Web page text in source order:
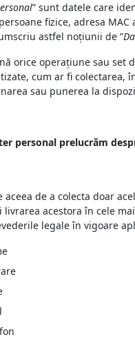
” sunt datele care
fizice, adresa
astfel noțiunii de ”
orice operațiune sau set
cum ar fi colectarea,
sau punerea la
personal prelucrăm
aceea de a colecta doar
livrarea acestora în cele
legale în vigoare